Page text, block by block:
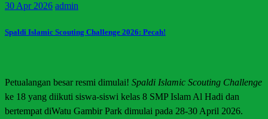
30 Apr 2026 admin
Spaldi Islamic Scouting Challenge 2026: Pecah!
Petualangan besar resmi dimulai! Spaldi Islamic Scouting Challenge
ke 18 yang diikuti siswa-siswi kelas 8 SMP Islam Al Hadi dan
bertempat diWatu Gambir Park dimulai pada 28-30 April 2026.